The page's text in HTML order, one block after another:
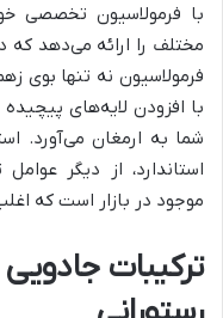
با فرمولاسیون تخصصی
مختلف را ارائه می‌دهد که
فرمولاسیون نه تنها بوی
با افزودن لایه‌های
شما به ارمغان می‌آورد.
استاندارد، از دیگر
موجود در بازار است که
ترکیبات